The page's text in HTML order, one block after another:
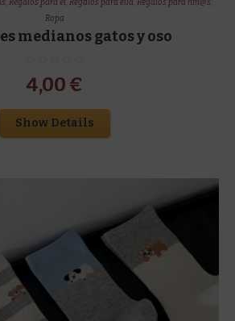
,Regalos para él,Regalos para ella,Regalos para niñ@s,
Ropa
medianos gatos y oso
4,00 €
Show Details